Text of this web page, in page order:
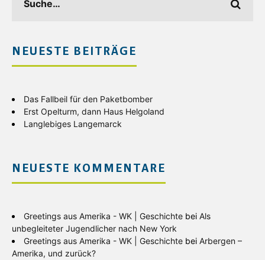
NEUESTE BEITRÄGE
Das Fallbeil für den Paketbomber
Erst Opelturm, dann Haus Helgoland
Langlebiges Langemarck
NEUESTE KOMMENTARE
Greetings aus Amerika - WK | Geschichte bei Als
unbegleiteter Jugendlicher nach New York
Greetings aus Amerika - WK | Geschichte bei Arbergen –
Amerika, und zurück?